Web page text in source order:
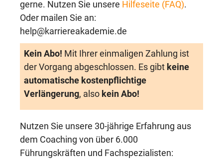
gerne. Nutzen Sie unsere Hilfeseite (FAQ).
Oder mailen Sie an:
help@karriereakademie.de
Kein Abo! Mit Ihrer einmaligen Zahlung ist
der Vorgang abgeschlossen. Es gibt keine
automatische kostenpflichtige
Verlängerung, also kein Abo!
Nutzen Sie unsere 30-jährige Erfahrung aus
dem Coaching von über 6.000
Führungskräften und Fachspezialisten: